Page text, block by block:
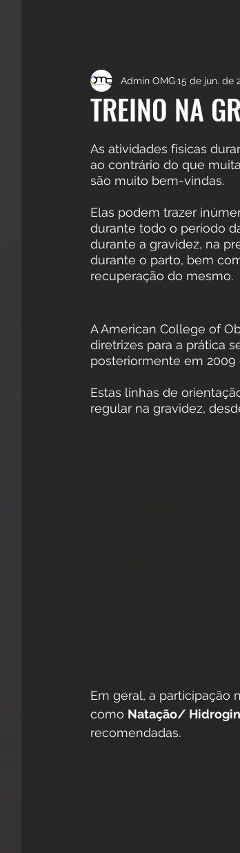
TREINO NA
Admin OMG15 de jun. de
As atividades físicas
ao contrário do que
são muito bem-vindas.
Elas podem trazer
durante todo o período
durante a gravidez, na
durante o parto, bem
recuperação do mesmo.
A American College of
diretrizes para a prática
posteriormente em
Estas linhas de
regular na gravidez,
Em geral, a participação
como Natação/
recomendadas.